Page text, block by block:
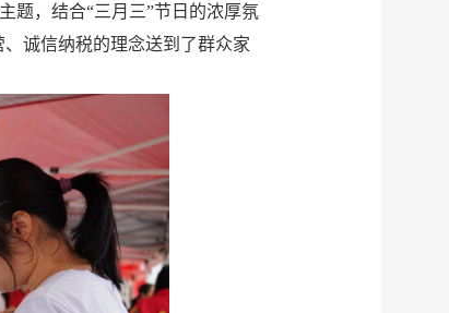
题，结合“三月三”节日的浓厚氛
诚信纳税的理念送到了群众家